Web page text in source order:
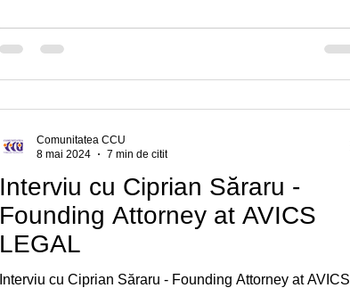
Interviu cu Ciprian Săraru -
Founding Attorney at AVICS
LEGAL
Interviu cu Ciprian Săraru - Founding Attorney at AVICS
Comunitatea CCU
8 mai 2024
7 min de citit